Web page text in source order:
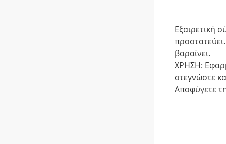
Εξαιρετική
βαραίνει.
ΧΡΗΣΗ:
στεγνώστε
Αποφύγετε